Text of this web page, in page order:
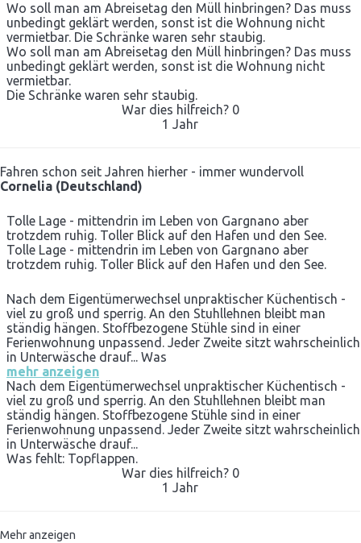
Wo soll man am Abreisetag den Müll hinbringen? Das muss
unbedingt geklärt werden, sonst ist die Wohnung nicht
vermietbar. Die Schränke waren sehr staubig.
Wo soll man am Abreisetag den Müll hinbringen? Das muss
unbedingt geklärt werden, sonst ist die Wohnung nicht
vermietbar.
Die Schränke waren sehr staubig.
War dies hilfreich? 0
1 Jahr
Fahren schon seit Jahren hierher - immer wundervoll
Cornelia (Deutschland)
Tolle Lage - mittendrin im Leben von Gargnano aber
trotzdem ruhig. Toller Blick auf den Hafen und den See.
Tolle Lage - mittendrin im Leben von Gargnano aber
trotzdem ruhig. Toller Blick auf den Hafen und den See.
Nach dem Eigentümerwechsel unpraktischer Küchentisch -
viel zu groß und sperrig. An den Stuhllehnen bleibt man
ständig hängen. Stoffbezogene Stühle sind in einer
Ferienwohnung unpassend. Jeder Zweite sitzt wahrscheinlich
in Unterwäsche drauf... Was
mehr anzeigen
Nach dem Eigentümerwechsel unpraktischer Küchentisch -
viel zu groß und sperrig. An den Stuhllehnen bleibt man
ständig hängen. Stoffbezogene Stühle sind in einer
Ferienwohnung unpassend. Jeder Zweite sitzt wahrscheinlich
in Unterwäsche drauf...
Was fehlt: Topflappen.
War dies hilfreich? 0
1 Jahr
Mehr anzeigen